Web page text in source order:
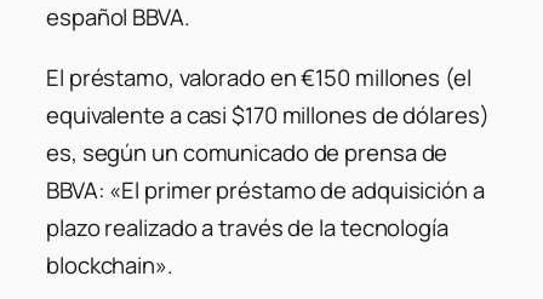
español BBVA.
El préstamo, valorado en €150 millones (el
equivalente a casi $170 millones de dólares)
es, según un comunicado de prensa de
BBVA: «El primer préstamo de adquisición a
plazo realizado a través de la tecnología
blockchain».